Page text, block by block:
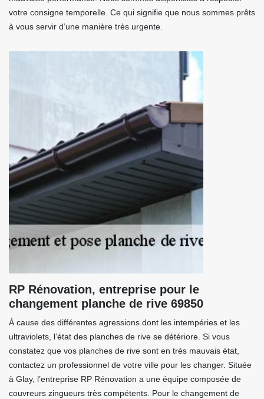
votre consigne temporelle. Ce qui signifie que nous sommes prêts
à vous servir d’une manière très urgente.
RP Rénovation, entreprise pour le
changement planche de rive 69850
À cause des différentes agressions dont les intempéries et les
ultraviolets, l’état des planches de rive se détériore. Si vous
constatez que vos planches de rive sont en très mauvais état,
contactez un professionnel de votre ville pour les changer. Située
à Glay, l’entreprise RP Rénovation a une équipe composée de
couvreurs zingueurs très compétents. Pour le changement de